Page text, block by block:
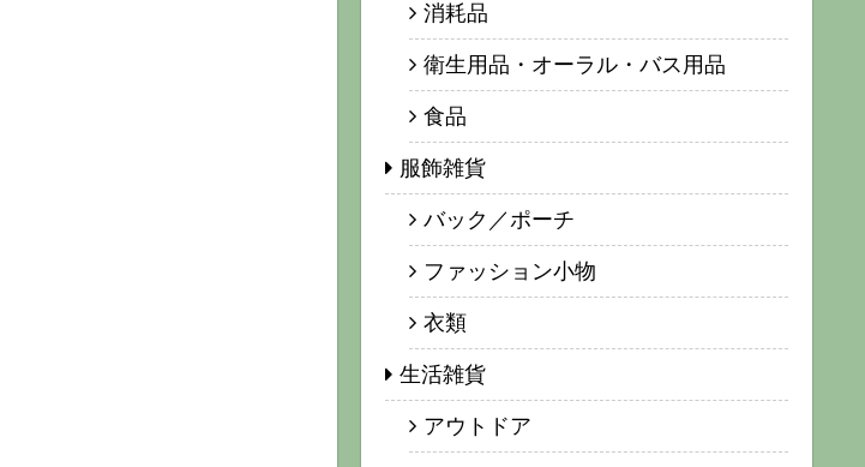
消耗品
衛生用品・オーラル・バス用品
食品
服飾雑貨
バック／ポーチ
ファッション小物
衣類
生活雑貨
アウトドア